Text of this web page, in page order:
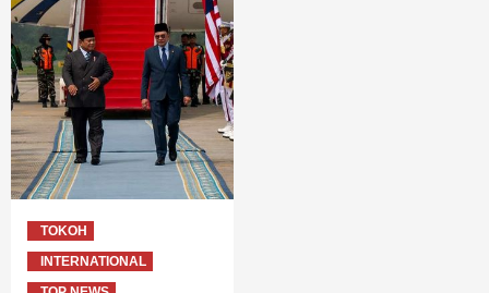
TOKOH
INTERNATIONAL